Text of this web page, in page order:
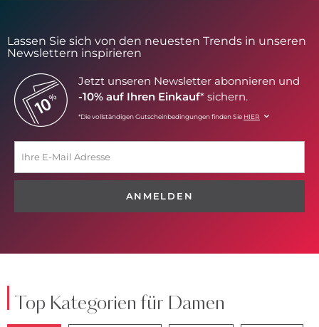
Lassen Sie sich von den neuesten Trends in unseren
Newslettern inspirieren
Jetzt unseren Newsletter abonnieren und
-10% auf Ihren Einkauf* sichern.
*Die vollständigen Gutscheinbedingungen finden Sie HIER
ANMELDEN
Top Kategorien für Damen